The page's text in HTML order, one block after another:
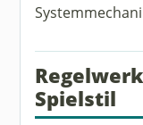
Spielstil